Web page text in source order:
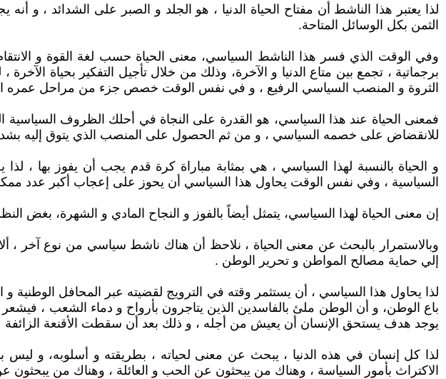
لذا يعتبر هذا الناشط أن مفتاح الحياة الدنيا ، هو الجلد و الصبر على الشدائد ، و
الثمن بكل الوسائل المتاحة.
وفي الوقت الذي فسر هذا الناشط السياسي، معنى الحياة حسب لغة القوة و
برجماتية ، تجمع بين متاع الدنيا و الآخرة، وذلك من خلال تأجيل التفكير بحياة
الثروة و المنصب السياسي الرفيع ، و في نفس الوقت خصص جزء من مراحل عمره
فمعنى الحياة عند هذا السياسي، هو القدرة على النجاة في أحلك الظروف السياسية
للانقضاض على خصمه السياسي ، و من ثم الحصول على المنصب الذي يتوق إليه
و الحياة بالنسبة لهذا السياسي ، هي بمثابة مباراة كرة قدم يجب أن يفوز بها ،
السياسية ، وفي نفس الوقت يحاول هذا السياسي أن يحوز على إعجاب أكبر عدد
إن معنى الحياة لهذا السياسي، يتمثل أيضاً بالفوز و النجاح المادي و الشهرة،
وبالاستمرار بالبحث عن معنى الحياة ، نلاحظ أن هناك ناشط سياسي من نوع آخر ،
إلي حماية مصالح المواطن و تحرير الوطن .
لذا يحاول هذا السياسي ، أن يستثمر وقته في الترويج لقضيته عبر المحافل
باع الوطن، و أن الوطن ملئ بالفاسدين الذين يتاجرون بأرواح و دماء الشعب ،
يوجد هدف يستحق الإنسان أن يعيش من أجله ، و ذلك بعد أن سقطت الأقنعة الزائفة
لذا كل إنسان في هذه الدنيا ، يبحث عن معنى لحياته ، بطريقته و أسلوبه، و
الاكتراث بأمور السياسة ، وهناك من يبحثون عن الحب و العائلة ، وهناك من يبحثون